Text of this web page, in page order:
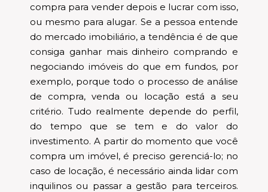
compra para vender depois e lucrar com isso,
ou mesmo para alugar. Se a pessoa entende
do mercado imobiliário, a tendência é de que
consiga ganhar mais dinheiro comprando e
negociando imóveis do que em fundos, por
exemplo, porque todo o processo de análise
de compra, venda ou locação está a seu
critério. Tudo realmente depende do perfil,
do tempo que se tem e do valor do
investimento. A partir do momento que você
compra um imóvel, é preciso gerenciá-lo; no
caso de locação, é necessário ainda lidar com
inquilinos ou passar a gestão para terceiros.